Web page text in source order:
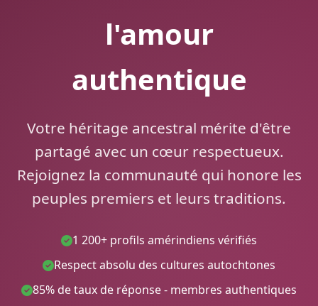
l'amour
authentique
Votre héritage ancestral mérite d'être
partagé avec un cœur respectueux.
Rejoignez la communauté qui honore les
peuples premiers et leurs traditions.
1 200+ profils amérindiens vérifiés
Respect absolu des cultures autochtones
85% de taux de réponse - membres authentiques